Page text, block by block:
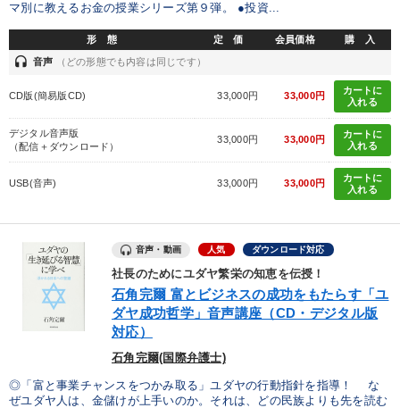
マ別に教えるお金の授業シリーズ第９弾。 ●投資...
形 態 定 価 会員価格 購 入
headset 音声 （どの形態でも内容は同じです）
CD版(簡易版CD) 33,000円 33,000円
カートに
入れる
デジタル音声版
（配信＋ダウンロード）
33,000円 33,000円
カートに
入れる
USB(音声) 33,000円 33,000円
カートに
入れる
音声・動画 人気 ダウンロード対応
社長のためにユダヤ繁栄の知恵を伝授！
石角完爾 富とビジネスの成功をもたらす「ユ
ダヤ成功哲学」音声講座（CD・デジタル版
対応）
石角完爾(国際弁護士)
◎「富と事業チャンスをつかみ取る」ユダヤの行動指針を指導！ な
ぜユダヤ人は、金儲けが上手いのか。それは、どの民族よりも先を読む